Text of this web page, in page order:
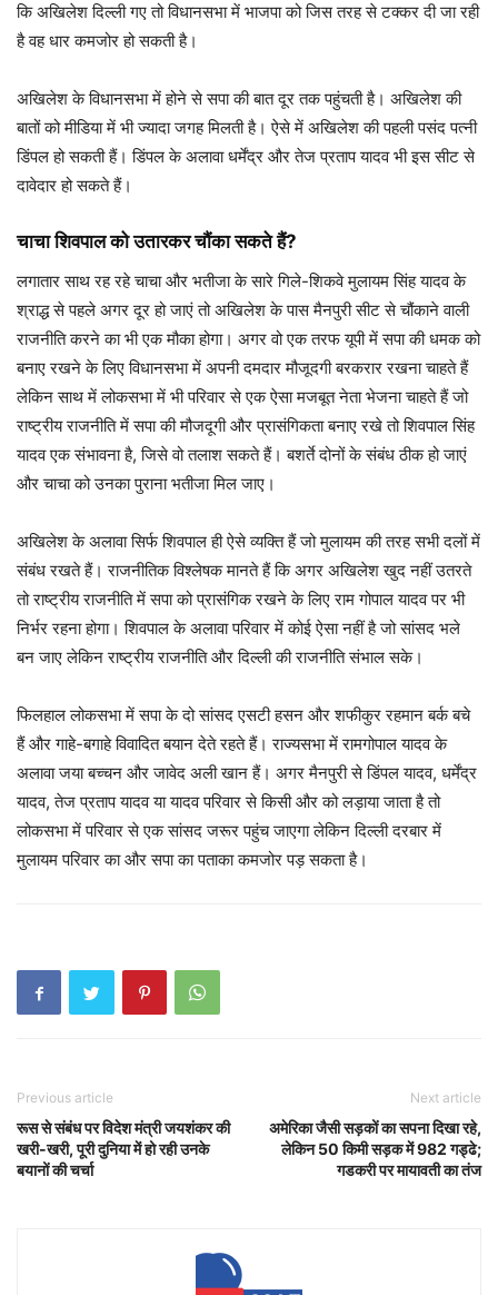
कि अखिलेश दिल्ली गए तो विधानसभा में भाजपा को जिस तरह से टक्कर दी जा रही
है वह धार कमजोर हो सकती है।
अखिलेश के विधानसभा में होने से सपा की बात दूर तक पहुंचती है। अखिलेश की
बातों को मीडिया में भी ज्यादा जगह मिलती है। ऐसे में अखिलेश की पहली पसंद पत्नी
डिंपल हो सकती हैं। डिंपल के अलावा धर्मेंद्र और तेज प्रताप यादव भी इस सीट से
दावेदार हो सकते हैं।
चाचा शिवपाल को उतारकर चौंका सकते हैं?
लगातार साथ रह रहे चाचा और भतीजा के सारे गिले-शिकवे मुलायम सिंह यादव के
श्राद्ध से पहले अगर दूर हो जाएं तो अखिलेश के पास मैनपुरी सीट से चौंकाने वाली
राजनीति करने का भी एक मौका होगा। अगर वो एक तरफ यूपी में सपा की धमक को
बनाए रखने के लिए विधानसभा में अपनी दमदार मौजूदगी बरकरार रखना चाहते हैं
लेकिन साथ में लोकसभा में भी परिवार से एक ऐसा मजबूत नेता भेजना चाहते हैं जो
राष्ट्रीय राजनीति में सपा की मौजदूगी और प्रासंगिकता बनाए रखे तो शिवपाल सिंह
यादव एक संभावना है, जिसे वो तलाश सकते हैं। बशर्ते दोनों के संबंध ठीक हो जाएं
और चाचा को उनका पुराना भतीजा मिल जाए।
अखिलेश के अलावा सिर्फ शिवपाल ही ऐसे व्यक्ति हैं जो मुलायम की तरह सभी दलों में
संबंध रखते हैं। राजनीतिक विश्लेषक मानते हैं कि अगर अखिलेश खुद नहीं उतरते
तो राष्ट्रीय राजनीति में सपा को प्रासंगिक रखने के लिए राम गोपाल यादव पर भी
निर्भर रहना होगा। शिवपाल के अलावा परिवार में कोई ऐसा नहीं है जो सांसद भले
बन जाए लेकिन राष्ट्रीय राजनीति और दिल्ली की राजनीति संभाल सके।
फिलहाल लोकसभा में सपा के दो सांसद एसटी हसन और शफीकुर रहमान बर्क बचे
हैं और गाहे-बगाहे विवादित बयान देते रहते हैं। राज्यसभा में रामगोपाल यादव के
अलावा जया बच्चन और जावेद अली खान हैं। अगर मैनपुरी से डिंपल यादव, धर्मेंद्र
यादव, तेज प्रताप यादव या यादव परिवार से किसी और को लड़ाया जाता है तो
लोकसभा में परिवार से एक सांसद जरूर पहुंच जाएगा लेकिन दिल्ली दरबार में
मुलायम परिवार का और सपा का पताका कमजोर पड़ सकता है।
Previous article
रूस से संबंध पर विदेश मंत्री जयशंकर की
खरी-खरी, पूरी दुनिया में हो रही उनके
बयानों की चर्चा
Next article
अमेरिका जैसी सड़कों का सपना दिखा रहे,
लेकिन 50 किमी सड़क में 982 गड्ढे;
गडकरी पर मायावती का तंज